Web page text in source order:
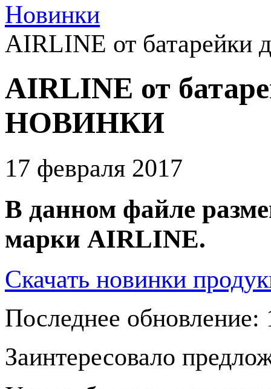
Новинки
AIRLINE от
AIRLINE от
НОВИНКИ
17 февраля 2017
В данном файле
марки AIRLINE.
Скачать новинки
Последнее обновление:
Заинтересовало